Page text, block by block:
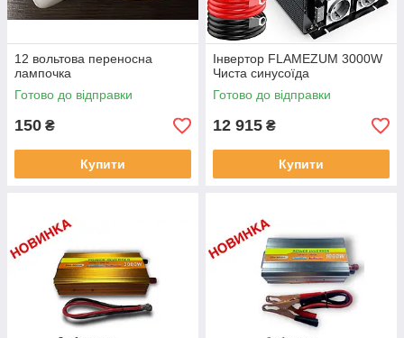
12 вольтова переносна
лампочка
Готово до відправки
150 ₴
Купити
Інвертор FLAMEZUM 3000W
Чиста синусоїда
Готово до відправки
12 915 ₴
Купити